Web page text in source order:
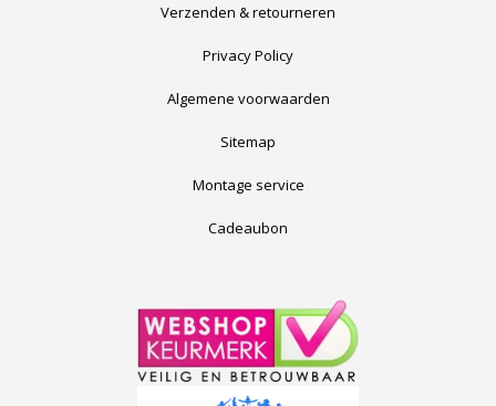
Verzenden & retourneren
Privacy Policy
Algemene voorwaarden
Sitemap
Montage service
Cadeaubon